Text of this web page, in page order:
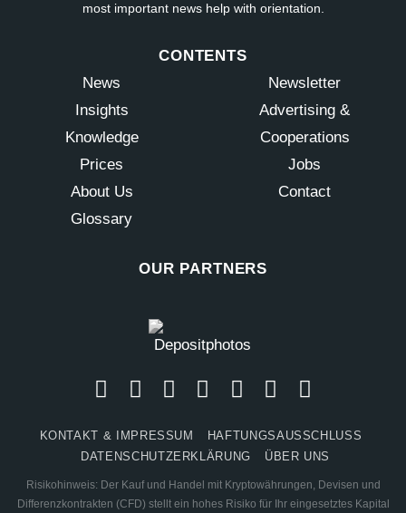
most important news help with orientation.
CONTENTS
News
Insights
Knowledge
Prices
About Us
Glossary
Newsletter
Advertising &
Cooperations
Jobs
Contact
OUR PARTNERS
KONTAKT & IMPRESSUM
HAFTUNGSAUSSCHLUSS
DATENSCHUTZERKLÄRUNG
ÜBER UNS
Risikohinweis: Der Kauf und Handel mit Kryptowährungen, Devisen und
Differenzkontrakten (CFD) stellt ein hohes Risiko für Ihr eingesetztes Kapital